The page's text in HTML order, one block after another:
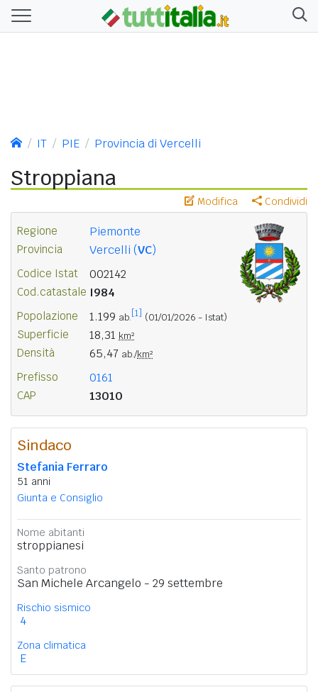
IT PIE Provincia di Vercelli
Stroppiana
Modifica Condividi
Regione Piemonte
Provincia Vercelli (VC)
Codice Istat 002142
Cod.catastale I984
Popolazione 1.199 ab. [1] (01/01/2026 - Istat)
Superficie 18,31 km²
Densità 65,47 ab./km²
Prefisso 0161
CAP 13010
Sindaco
Stefania Ferraro
51 anni
Giunta e Consiglio
Nome abitanti
stroppianesi
Santo patrono
San Michele Arcangelo - 29 settembre
Rischio sismico
4
Zona climatica
E